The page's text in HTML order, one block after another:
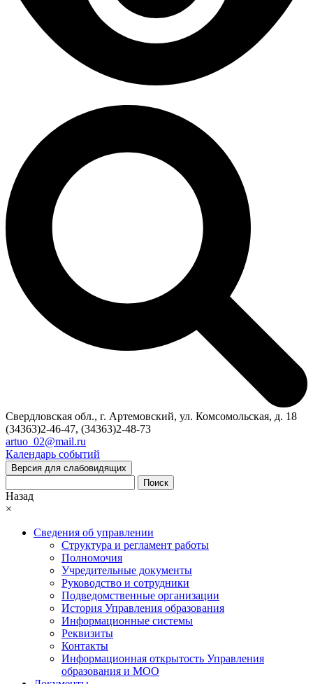
Свердловская обл., г. Артемовский, ул. Комсомольская, д. 18
(34363)2-46-47, (34363)2-48-73
artuo_02@mail.ru
Календарь событий
Версия для слабовидящих
Поиск
Назад
×
Сведения об управлении
Структура и регламент работы
Полномочия
Учредительные документы
Руководство и сотрудники
Подведомственные организации
История Управления образования
Информационные системы
Реквизиты
Контакты
Информационная открытость Управления
образования и МОО